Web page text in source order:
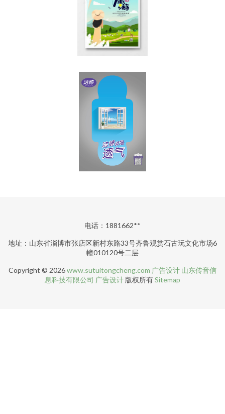
电话：1881662**
地址：山东省淄博市张店区新村东路33号齐鲁观赏石古玩文化市场6
幢010120号二层
Copyright © 2026www.sutuitongcheng.com 广告设计 山东传音信
息科技有限公司 广告设计 版权所有Sitemap